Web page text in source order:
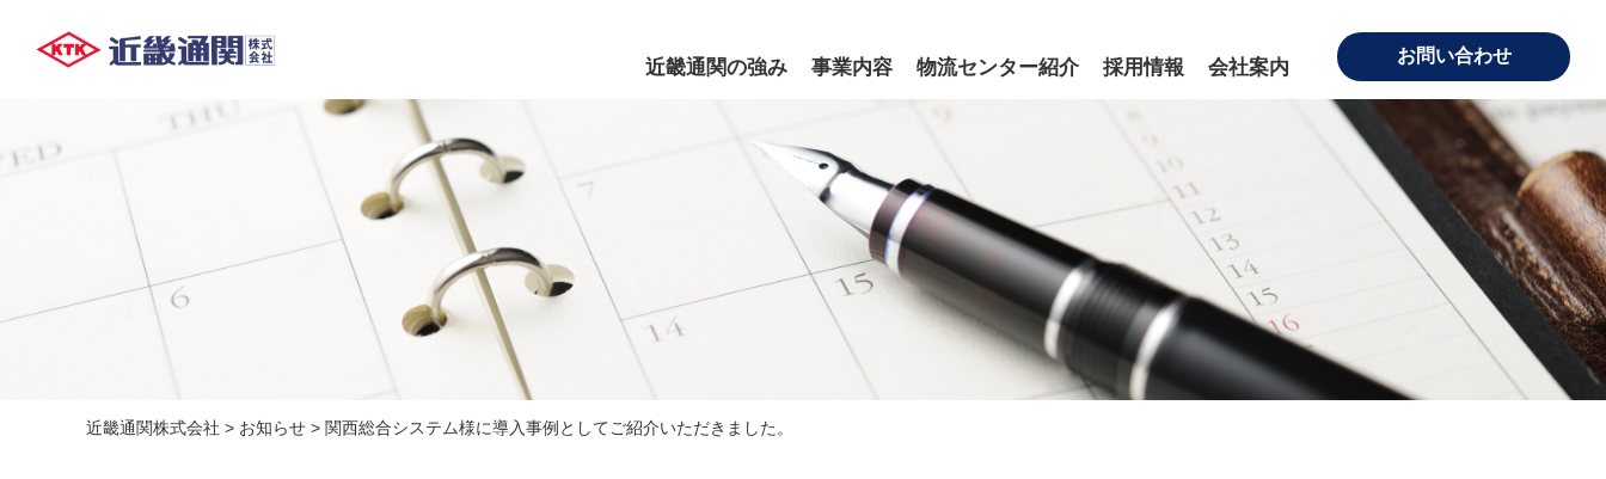
近畿通関の強み 事業内容 物流センター紹介 採用情報 会社案内
お問い合わせ
近畿通関株式会社 > お知らせ > 関西総合システム様に導入事例としてご紹介いただきました。